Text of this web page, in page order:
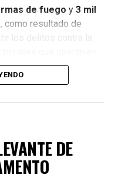
de fuego y 3 mil
, como resultado de
los delitos contra la
DE